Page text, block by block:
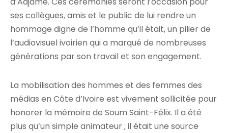
ses collègues, amis et le public de lui rendre un
hommage digne de l’homme qu’il était, un pilier de
l’audiovisuel ivoirien qui a marqué de nombreuses
générations par son travail et son engagement.
La mobilisation des hommes et des femmes des
médias en Côte d’Ivoire est vivement sollicitée pour
honorer la mémoire de Soum Saint-Félix. Il a été
plus qu’un simple animateur ; il était une source